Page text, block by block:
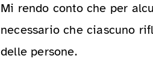
Mi rendo conto che per
necessario che ciascuno
delle persone.